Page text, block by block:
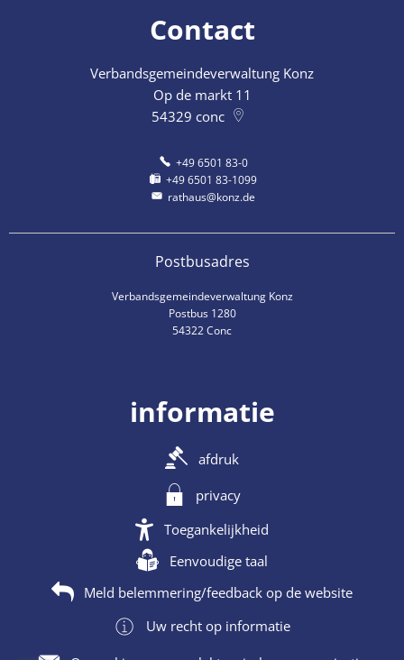
Contact
Verbandsgemeindeverwaltung Konz
Op de markt 11
54329 conc
+49 6501 83-0
+49 6501 83-1099
rathaus@konz.de
Postbusadres
Verbandsgemeindeverwaltung Konz
Postbus 1280
54322 Conc
informatie
afdruk
privacy
Toegankelijkheid
Eenvoudige taal
Meld belemmering/feedback op de website
Uw recht op informatie